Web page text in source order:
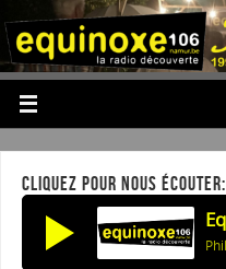
CLIQUEZ POUR NOUS ÉCOUTER: